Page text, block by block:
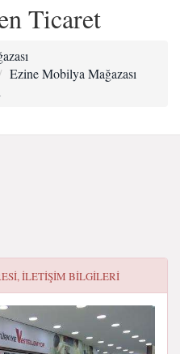
Ticaret
Ezine Mobilya Mağazası
ILETIŞIM BILGILERI